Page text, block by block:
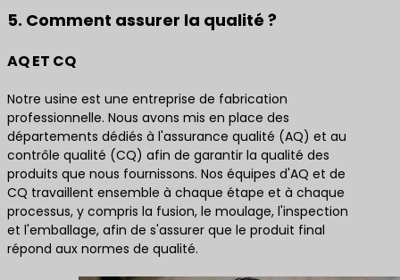
5. Comment assurer la qualité ?
AQ ET CQ
Notre usine est une entreprise de fabrication
professionnelle. Nous avons mis en place des
départements dédiés à l'assurance qualité (AQ) et au
contrôle qualité (CQ) afin de garantir la qualité des
produits que nous fournissons. Nos équipes d'AQ et de
CQ travaillent ensemble à chaque étape et à chaque
processus, y compris la fusion, le moulage, l'inspection
et l'emballage, afin de s'assurer que le produit final
répond aux normes de qualité.